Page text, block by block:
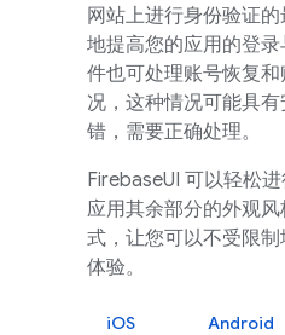
网站上进行身份验证
地提高您的应用的登
件也可处理账号恢复
况，这种情况可能具
错，需要正确处理。
FirebaseUI 可以轻松
应用其余部分的外观
式，让您可以不受限
体验。
iOS Android